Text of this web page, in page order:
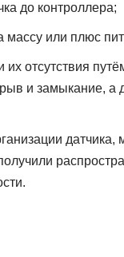
до контроллера;
массу или плюс
отсутствия
и замыкание,